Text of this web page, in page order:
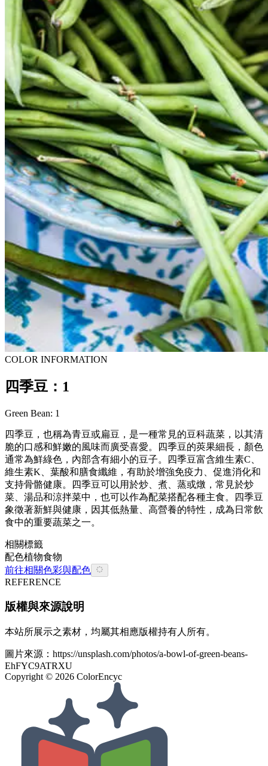
COLOR INFORMATION
四季豆：1
Green Bean: 1
四季豆，也稱為青豆或扁豆，是一種常見的豆科蔬菜，以其清
脆的口感和鮮嫩的風味而廣受喜愛。四季豆的莢果細長，顏色
通常為鮮綠色，內部含有細小的豆子。四季豆富含維生素C、
維生素K、葉酸和膳食纖維，有助於增強免疫力、促進消化和
支持骨骼健康。四季豆可以用於炒、煮、蒸或燉，常見於炒
菜、湯品和涼拌菜中，也可以作為配菜搭配各種主食。四季豆
象徵著新鮮與健康，因其低熱量、高營養的特性，成為日常飲
食中的重要蔬菜之一。
相關標籤
配色植物食物
前往相關色彩與配色
REFERENCE
版權與來源說明
本站所展示之素材，均屬其相應版權持有人所有。
圖片來源： https://unsplash.com/photos/a-bowl-of-green-beans-
EhFYC9ATRXU
Copyright © 2026 ColorEncyc